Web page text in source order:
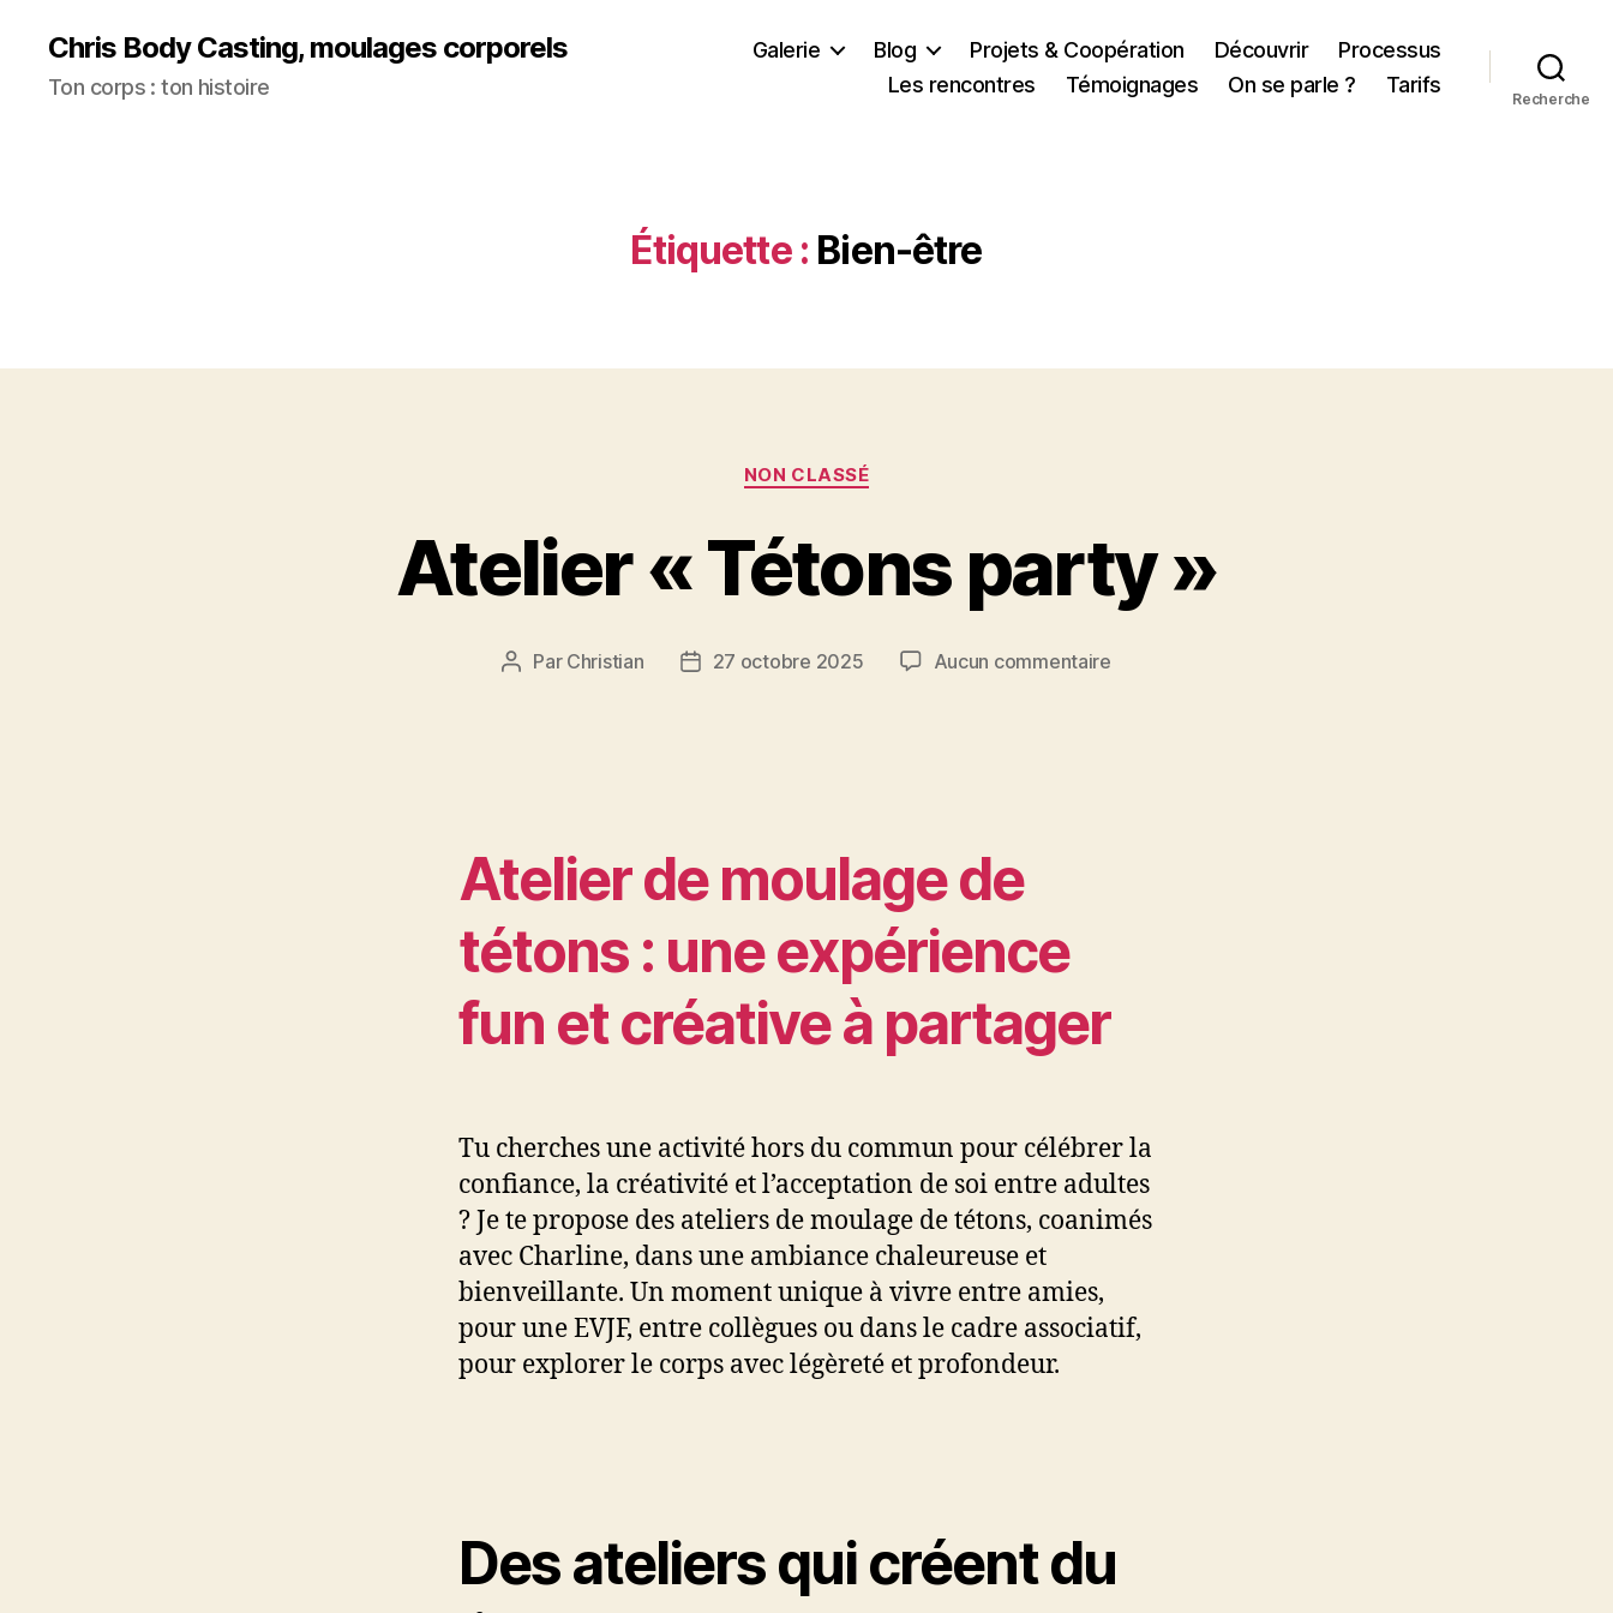
Chris Body Casting, moulages corporels
Ton corps : ton histoire
Galerie Blog Projets & Coopération Découvrir
Processus
Les rencontres
Témoignages On se parle ? Tarifs
Recherche
Étiquette : Bien-être
Catégories
NON CLASSÉ
Atelier « Tétons party »
Auteur
Par Christian
Date27 octobre 2025 Aucun commentairesur
Atelier de moulage de
tétons : une expérience
fun et créative à partager
Tu cherches une activité hors du commun pour célébrer la
confiance, la créativité et l’acceptation de soi entre adultes
? Je te propose des ateliers de moulage de tétons, coanimés
avec Charline, dans une ambiance chaleureuse et
bienveillante. Un moment unique à vivre entre amies,
pour une EVJF, entre collègues ou dans le cadre associatif,
pour explorer le corps avec légèreté et profondeur.
Des ateliers qui créent du